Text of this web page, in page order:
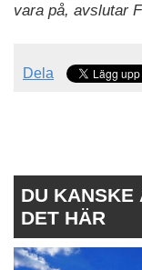
vara på, avslutar
Dela
DU KANSKE
DET HÄR